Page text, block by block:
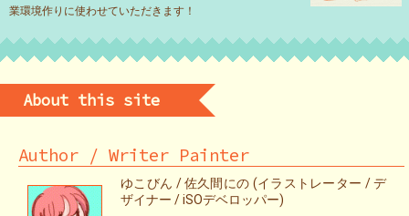
業環境作りに使わせていただきます！
About this site
Author / Writer Painter
ゆこびん / 佐久間にの (イラストレーター / デ
ザイナー / iSOデベロッパー)